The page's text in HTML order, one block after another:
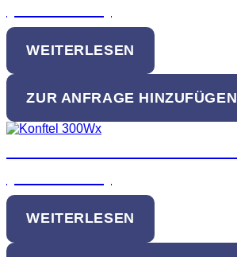
WEITERLESEN
ZUR ANFRAGE HINZUFÜGEN
WEITERLESEN